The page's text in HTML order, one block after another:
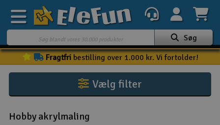
Ugens tilbud
Mine favoritter
Gavekort
Søg
Fragtfribestilling over 1.000 kr. Vi fortolder!
Vælg filter
Hobby akrylmaling